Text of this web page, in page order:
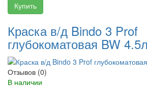
Купить
Краска в/д Bindo 3 Prof
глубокоматовая BW
Отзывов (0)
В наличии